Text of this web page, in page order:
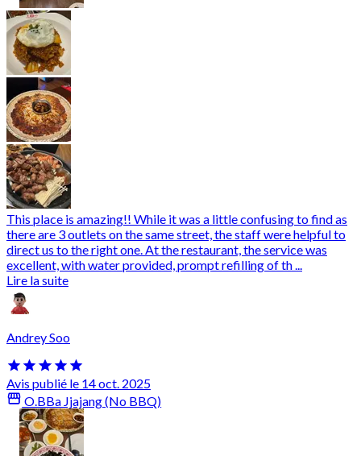
This place is amazing!! While it was a little confusing to find as
there are 3 outlets on the same street, the staff were helpful to
direct us to the right one. At the restaurant, the service was
excellent, with water provided, prompt refilling of th ...
Lire la suite
Andrey Soo
Avis publié le 14 oct. 2025
O.BBa Jjajang (No BBQ)